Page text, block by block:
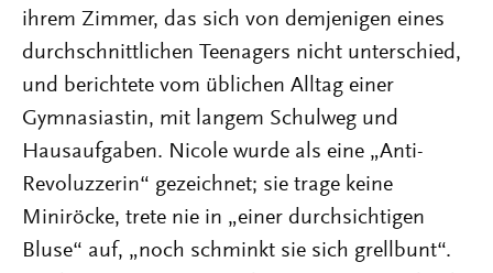
ihrem Zimmer, das sich von demjenigen eines
durchschnittlichen Teenagers nicht unterschied,
und berichtete vom üblichen Alltag einer
Gymnasiastin, mit langem Schulweg und
Hausaufgaben. Nicole wurde als eine „Anti-
Revoluzzerin“ gezeichnet; sie trage keine
Miniröcke, trete nie in „einer durchsichtigen
Bluse“ auf, „noch schminkt sie sich grellbunt“.